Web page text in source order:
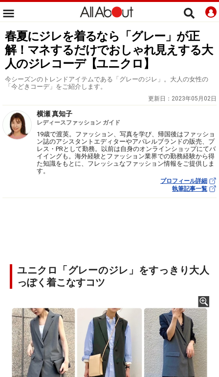
春夏にジレを着るなら「グレー」が正
解！マネするだけでおしゃれ見えする大
人のジレコーデ【ユニクロ】
今シーズンのトレンドアイテムである「グレーのジレ」。大人の女性の
「今どきコーデ」をご紹介します。
更新日： 2023年05月02日
横瀬 真知子
レディースファッション ガイド
19歳で渡英。ファッション、写真を学び、帰国後はファッショ
ン誌のアシスタントエディターやアパレルブランドの販売、プ
レス・PRとして勤務。以前は自身のオンラインショップにてバ
イイングも。海外経験とファッション業界での勤務経験から得
た知識をもとに、フレッシュなファッション情報をご提供しま
す。
プロフィール詳細
執筆記事一覧
ユニクロ「グレーのジレ」をすっきり大人
っぽく着こなすコツ